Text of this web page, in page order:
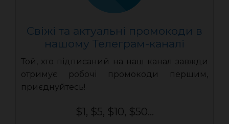
Свіжі та актуальні промокоди в
нашому Телеграм-каналі
Той, хто підписаний на наш канал завжди
отримує робочі промокоди першим,
приєднуйтесь!
$1, $5, $10, $50...